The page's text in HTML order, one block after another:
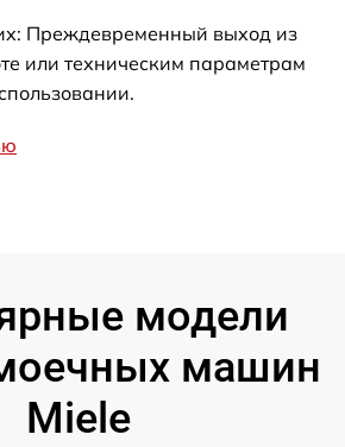
Преждевременный выход из
или техническим параметрам
модели
машин
Miele